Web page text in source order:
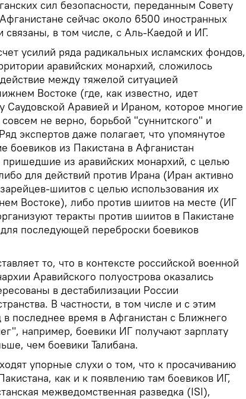
сил безопасности, переданным Совету
сейчас около 6500 иностранных
связаны, в том числе, с Аль-Каедой и ИГ.
усилий ряда радикальных исламских фондов,
аравийских монархий, сложилось
между тяжелой ситуацией
Востоке (где, как известно, идет
Саудовской Аравией и Ираном, которое многие
совсем не верно, борьбой "суннитского" и
экспертов даже полагает, что упомянутое
боевиков из Пакистана в Афганистан
из аравийских монархий, с целью
для действий против Ирана (Иран активно
шиитов с целью использования их
Востоке), либо против шиитов на месте (ИГ
теракты против шиитов в Пакистане
последующей переброски боевиков
то, что в контексте российской военной
Аравийского полуострова оказались
в дестабилизации России
В частности, в том числе и с этим
в последнее время в Афганистан с Ближнего
например, боевики ИГ получают зарплату
чем боевики Талибана.
упорные слухи о том, что к просачиванию
как и к появлению там боевиков ИГ,
межведомственная разведка (ISI),